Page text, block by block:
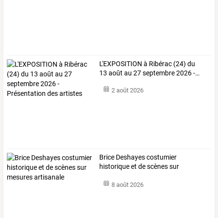
L'EXPOSITION à Ribérac (24) du
13 août au 27septembre2026-…
2 août 2026
Brice Deshayes costumier
historique et de scènes sur
8 août 2026